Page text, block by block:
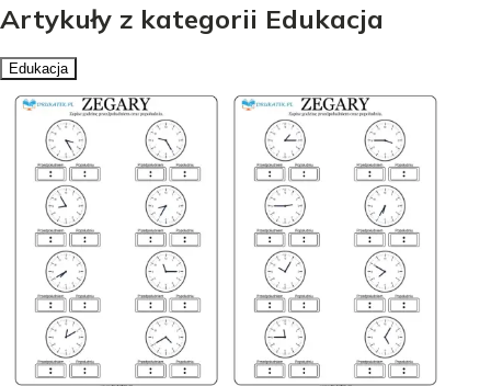
Artykuły z kategorii Edukacja
Edukacja